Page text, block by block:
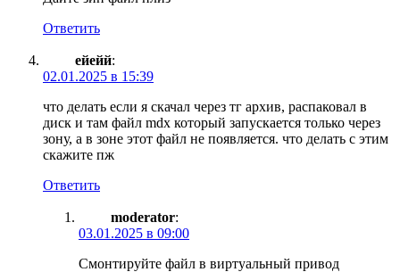
Ответить
ейейй:
02.01.2025 в 15:39
что делать если я скачал через тг архив, распаковал в
диск и там файл mdx который запускается только через
зону, а в зоне этот файл не появляется. что делать с этим
скажите пж
Ответить
moderator:
03.01.2025 в 09:00
Смонтируйте файл в виртуальный привод